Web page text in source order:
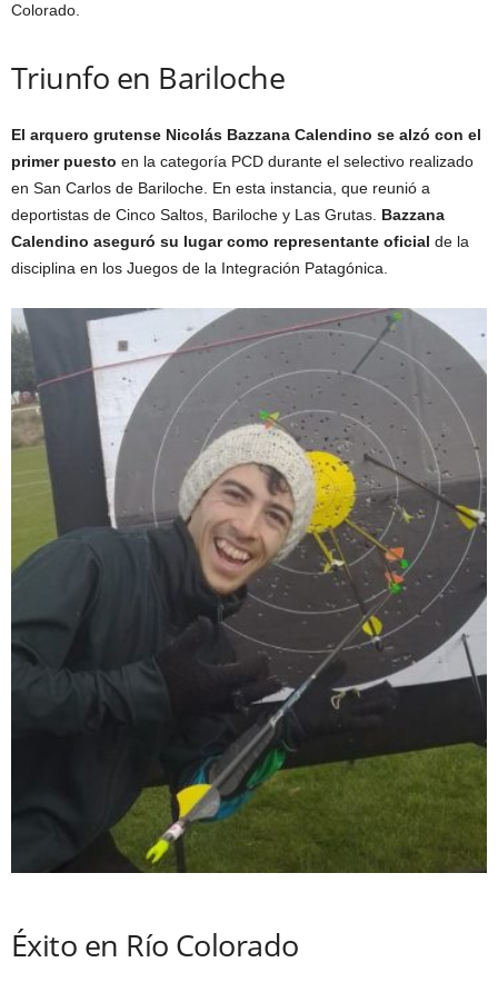
Colorado.
Triunfo en Bariloche
El arquero grutense Nicolás Bazzana Calendino se alzó con el
primer puesto en la categoría PCD durante el selectivo realizado
en San Carlos de Bariloche. En esta instancia, que reunió a
deportistas de Cinco Saltos, Bariloche y Las Grutas. Bazzana
Calendino aseguró su lugar como representante oficial de la
disciplina en los Juegos de la Integración Patagónica.
Éxito en Río Colorado